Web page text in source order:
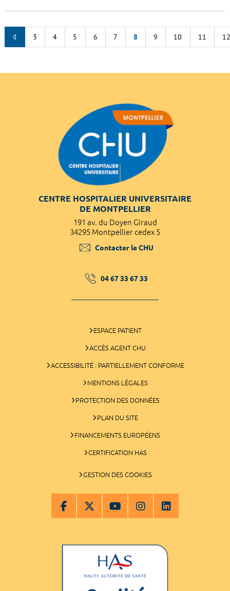
3 4 5 6 7 8 9 10 11 12
CENTRE HOSPITALIER UNIVERSITAIRE
DE MONTPELLIER
191 av. du Doyen Giraud
34295 Montpellier cedex 5
Contacter le CHU
04 67 33 67 33
ESPACE PATIENT
ACCÈS AGENT CHU
ACCESSIBILITÉ : PARTIELLEMENT CONFORME
MENTIONS LÉGALES
PROTECTION DES DONNÉES
PLAN DU SITE
FINANCEMENTS EUROPÉENS
CERTIFICATION HAS
GESTION DES COOKIES